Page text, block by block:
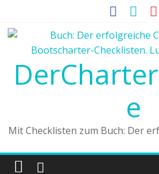
e
Mit Checklisten zum Buch: Der